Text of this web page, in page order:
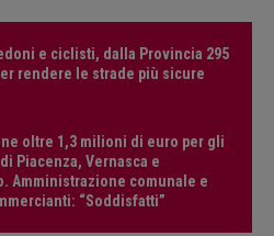
e ciclisti, dalla Provincia 295
rendere le strade più sicure
oltre 1,3 milioni di euro per gli
Piacenza, Vernasca e
Amministrazione comunale e
“Soddisfatti”